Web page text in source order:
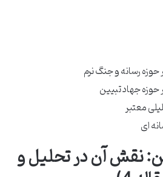
رسانه و جنگ نرم
جهاد تبیین
معتبر
ای
نقش آن در تحلیل و